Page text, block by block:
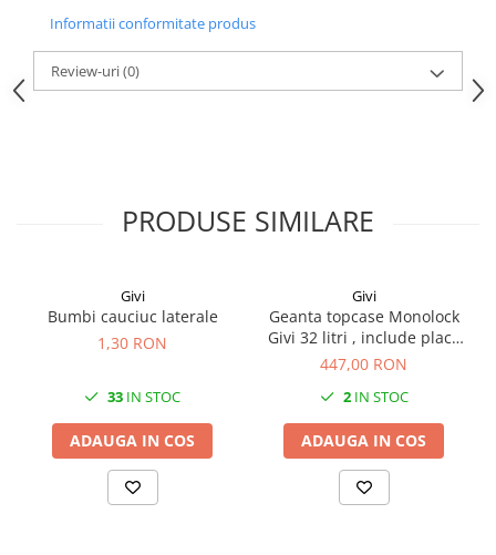
Informatii conformitate produs
Review-uri(0)
PRODUSE SIMILARE
Givi
Bumbi cauciuc laterale
1,30 RON
33 IN STOC
ADAUGA IN COS
Givi
Geanta topcase Monolock
Givi 32 litri , include placa
universala
447,00 RON
2IN STOC
ADAUGA IN COS